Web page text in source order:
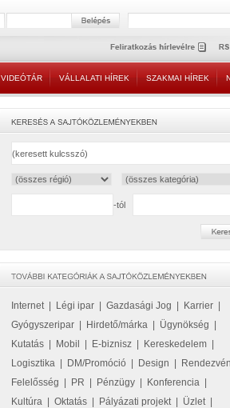
VIDEÓTÁR VÁLLALATI HÍREK SZAKMAI HÍREK
-tól
Internet| Légi ipar Gazdasági Jog Karrier
Gyógyszeripar
Hirdető/márka Ügynökség
Kutatás
Mobil E-biznisz Kereskedelem
Logisztika
DM/Promóció Design
Felelősség
PR Pénzügy Konferencia
Kultúra
Oktatás Pályázati projekt| Üzlet|